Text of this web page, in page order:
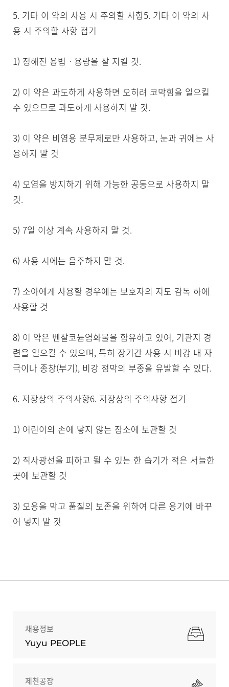
5. 기타 이 약의 사용 시 주의할 사항5. 기타 이 약의 사
용 시 주의할 사항 접기
1) 정해진 용법ㆍ용량을 잘 지킬 것.
2) 이 약은 과도하게 사용하면 오히려 코막힘을 일으킬
수 있으므로 과도하게 사용하지 말 것.
3) 이 약은 비염용 분무제로만 사용하고, 눈과 귀에는 사
용하지 말 것
4) 오염을 방지하기 위해 가능한 공동으로 사용하지 말
것.
5) 7일 이상 계속 사용하지 말 것.
6) 사용 시에는 음주하지 말 것.
7) 소아에게 사용할 경우에는 보호자의 지도 감독 하에
사용할 것
8) 이 약은 벤잘코늄염화물을 함유하고 있어, 기관지 경
련을 일으킬 수 있으며, 특히 장기간 사용 시 비강 내 자
극이나 종창(부기), 비강 점막의 부종을 유발할 수 있다.
6. 저장상의 주의사항6. 저장상의 주의사항 접기
1) 어린이의 손에 닿지 않는 장소에 보관할 것
2) 직사광선을 피하고 될 수 있는 한 습기가 적은 서늘한
곳에 보관할 것
3) 오용을 막고 품질의 보존을 위하여 다른 용기에 바꾸
어 넣지 말 것
채용정보
Yuyu PEOPLE
제천공장